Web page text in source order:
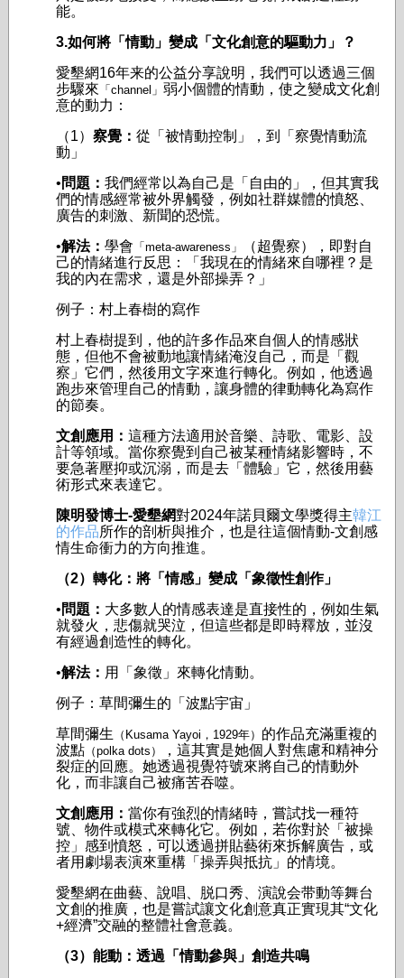
能。
3.如何將「情動」變成「文化創意的驅動力」？
愛墾網16年来的公益分享說明，我們可以透過三個
步驟來 「channel」 弱小個體的情動，使之變成文化創
意的動力：
（1） 察覺： 從「被情動控制」，到「察覺情動流
動」
•問題： 我們經常以為自己是「自由的」，但其實我
們的情感經常被外界觸發，例如社群媒體的憤怒、
廣告的刺激、新聞的恐慌。
•解法： 學會 「meta-awareness」
（超覺察），即對自
己的情緒進行反思：「我現在的情緒來自哪裡？是
我的內在需求，還是外部操弄？」
例子：村上春樹的寫作
村上春樹提到，他的許多作品來自個人的情感狀
態，但他不會被動地讓情緒淹沒自己，而是「觀
察」它們，然後用文字來進行轉化。例如，他透過
跑步來管理自己的情動，讓身體的律動轉化為寫作
的節奏。
文創應用： 這種方法適用於音樂、詩歌、電影、設
計等領域。當你察覺到自己被某種情緒影響時，不
要急著壓抑或沉溺，而是去「體驗」它，然後用藝
術形式來表達它。
陳明發博士-愛墾網對2024年諾貝爾文學獎得主韓江
的作品所作的剖析與推介，也是往這個情動-文創感
情生命衝力的方向推進。
（2）轉化：將「情感」變成「象徵性創作」
•問題： 大多數人的情感表達是直接性的，例如生氣
就發火，悲傷就哭泣，但這些都是即時釋放，並沒
有經過創造性的轉化。
•解法： 用「象徵」來轉化情動。
例子：草間彌生的「波點宇宙」
草間彌生 （Kusama Yayoi，1929年） 的作品充滿重複的
波點 （polka dots）
，這其實是她個人對焦慮和精神分
裂症的回應。她透過視覺符號來將自己的情動外
化，而非讓自己被痛苦吞噬。
文創應用： 當你有強烈的情緒時，嘗試找一種符
號、物件或模式來轉化它。例如，若你對於「被操
控」感到憤怒，可以透過拼貼藝術來拆解廣告，或
者用劇場表演來重構「操弄與抵抗」的情境。
愛墾網在曲藝、說唱、脱口秀、演說会带動等舞台
文創的推廣，也是嘗試讓文化創意真正實現其“文化
+經濟”交融的整體社會意義。
（3）能動：透過「情動參與」創造共鳴